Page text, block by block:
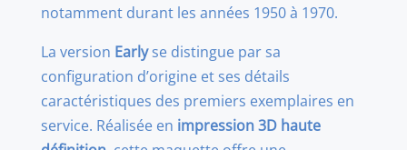
notamment durant les années 1950 à 1970.
La version Earlyse distingue par sa
configuration d’origine et ses détails
caractéristiques des premiers exemplaires en
service. Réalisée en impression 3D haute